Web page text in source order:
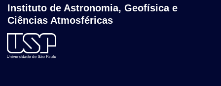
Instituto de Astronomia, Geofísica e
Ciências Atmosféricas